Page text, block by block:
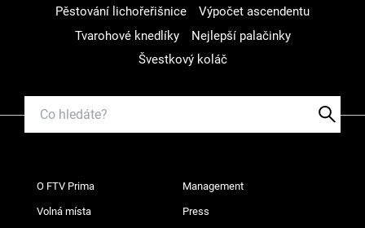
Pěstování lichořeřišnice
Výpočet ascendentu
Tvarohové knedlíky
Nejlepší palačinky
Švestkový koláč
O FTV Prima Management
Volná místa Press